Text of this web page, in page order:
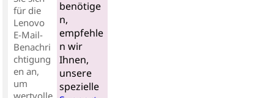
für die
Lenovo
E-Mail-
Benachri
chtigung
en an,
um
benötige
n,
empfehle
n wir
Ihnen,
unsere
spezielle